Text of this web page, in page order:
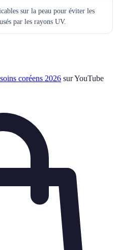
sur la peau pour éviter les
par les rayons UV.
coréens 2026 sur YouTube